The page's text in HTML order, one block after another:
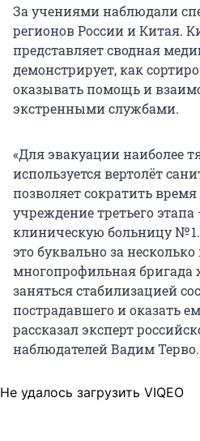
За учениями наблюдали
регионов России и Китая.
представляет сводная
демонстрирует, как
оказывать помощь и
экстренными службами.
«Для эвакуации наиболее
используется вертолёт
позволяет сократить
учреждение третьего
клиническую больницу №
это буквально за
многопрофильная бригада
заняться стабилизацией
пострадавшего и оказать
рассказал эксперт
наблюдателей Вадим Терво.
Не удалось загрузить VIQEO